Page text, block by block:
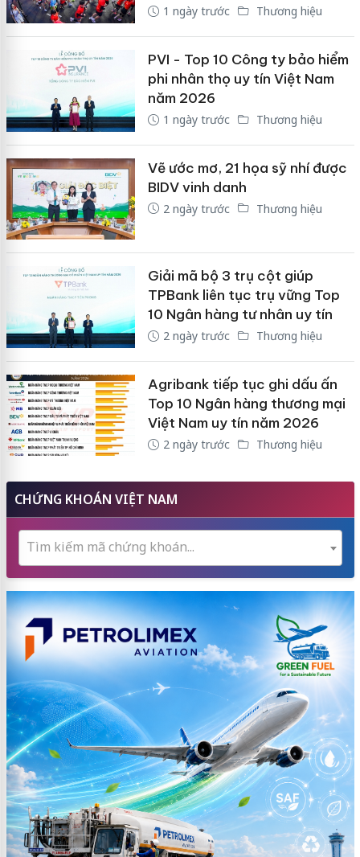
1 ngày trước Thương hiệu
PVI - Top 10 Công ty bảo hiểm
phi nhân thọ uy tín Việt Nam
năm 2026
1 ngày trước Thương hiệu
Vẽ ước mơ, 21 họa sỹ nhí được
BIDV vinh danh
2 ngày trước Thương hiệu
Giải mã bộ 3 trụ cột giúp
TPBank liên tục trụ vững Top
10 Ngân hàng tư nhân uy tín
2 ngày trước Thương hiệu
Agribank tiếp tục ghi dấu ấn
Top 10 Ngân hàng thương mại
Việt Nam uy tín năm 2026
2 ngày trước Thương hiệu
CHỨNG KHOÁN VIỆT NAM
Tìm kiếm mã chứng khoán...